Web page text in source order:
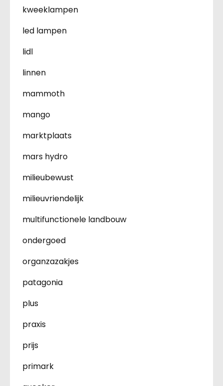
kweeklampen
led lampen
lidl
linnen
mammoth
mango
marktplaats
mars hydro
milieubewust
milieuvriendelijk
multifunctionele landbouw
ondergoed
organzazakjes
patagonia
plus
praxis
prijs
primark